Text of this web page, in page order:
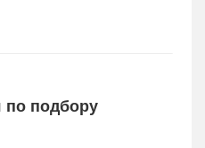
по подбору